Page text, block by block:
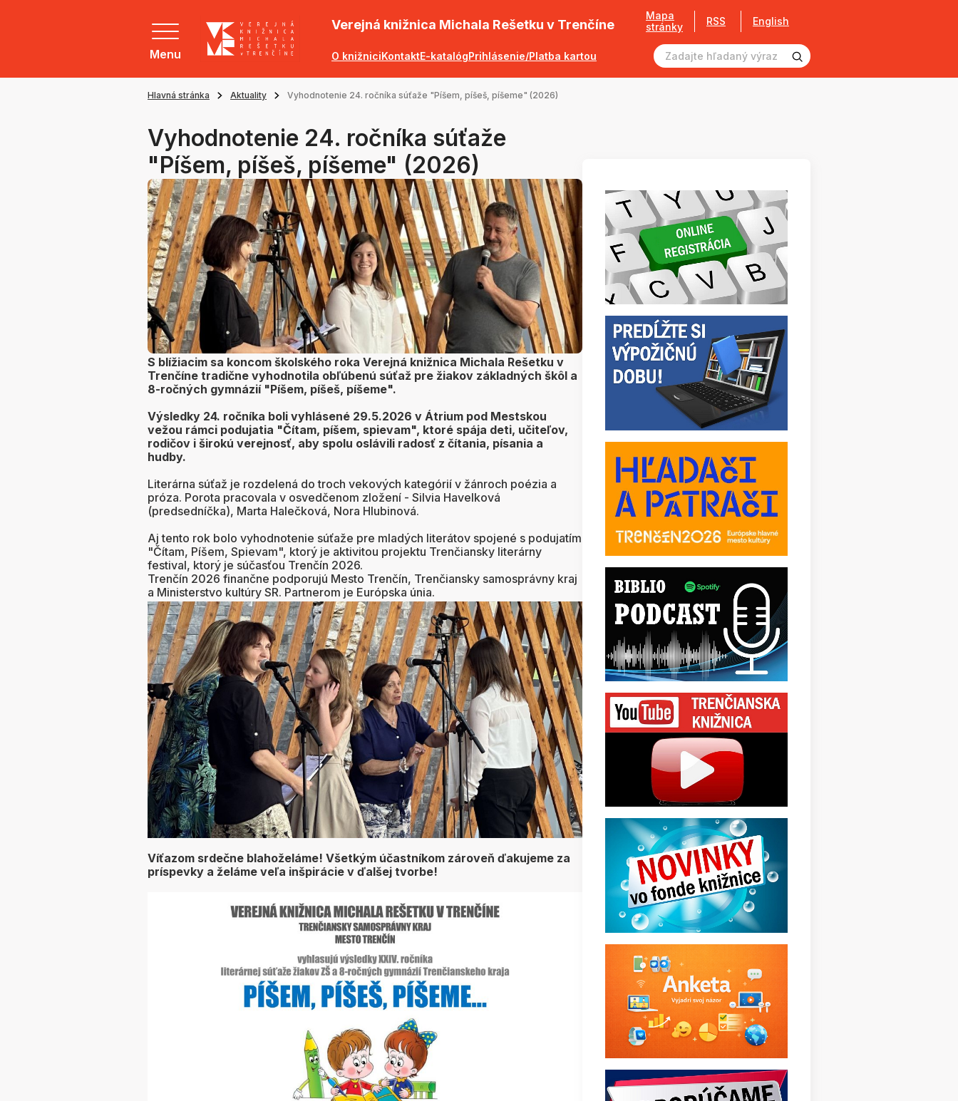
Menu
Verejná knižnica Michala Rešetku v Trenčíne
O knižniciKontaktE-katalógPrihlásenie/Platba kartou
Mapa
stránky
RSS English
Hlavná stránka Aktuality Vyhodnotenie 24. ročníka súťaže "Píšem, píšeš, píšeme" (2026)
Vyhodnotenie 24. ročníka súťaže
"Píšem, píšeš, píšeme" (2026)
S blížiacim sa koncom školského roka Verejná knižnica Michala Rešetku v
Trenčíne tradične vyhodnotila obľúbenú súťaž pre žiakov základných škôl a
8-ročných gymnázií "Píšem, píšeš, píšeme".
Výsledky 24. ročníka boli vyhlásené 29.5.2026 v Átrium pod Mestskou
vežou rámci podujatia "Čítam, píšem, spievam", ktoré spája deti, učiteľov,
rodičov i širokú verejnosť, aby spolu oslávili radosť z čítania, písania a
hudby.
Literárna súťaž je rozdelená do troch vekových kategórií v žánroch poézia a
próza. Porota pracovala v osvedčenom zložení - Silvia Havelková
(predsedníčka), Marta Halečková, Nora Hlubinová.
Aj tento rok bolo vyhodnotenie súťaže pre mladých literátov spojené s podujatím
"Čítam, Píšem, Spievam", ktorý je aktivitou projektu Trenčiansky literárny
festival, ktorý je súčasťou Trenčín 2026.
Trenčín 2026 finančne podporujú Mesto Trenčín, Trenčiansky samosprávny kraj
a Ministerstvo kultúry SR. Partnerom je Európska únia.
Víťazom srdečne blahoželáme! Všetkým účastníkom zároveň ďakujeme za
príspevky a želáme veľa inšpirácie v ďalšej tvorbe!